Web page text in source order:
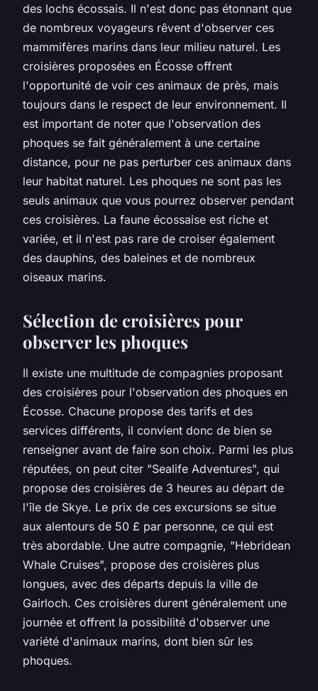
des lochs écossais. Il n'est donc pas étonnant que
de nombreux voyageurs rêvent d'observer ces
mammifères marins dans leur milieu naturel. Les
croisières proposées en Écosse offrent
l'opportunité de voir ces animaux de près, mais
toujours dans le respect de leur environnement. Il
est important de noter que l'observation des
phoques se fait généralement à une certaine
distance, pour ne pas perturber ces animaux dans
leur habitat naturel. Les phoques ne sont pas les
seuls animaux que vous pourrez observer pendant
ces croisières. La faune écossaise est riche et
variée, et il n'est pas rare de croiser également
des dauphins, des baleines et de nombreux
oiseaux marins.
Sélection de croisières pour
observer les phoques
Il existe une multitude de compagnies proposant
des croisières pour l'observation des phoques en
Écosse. Chacune propose des tarifs et des
services différents, il convient donc de bien se
renseigner avant de faire son choix. Parmi les plus
réputées, on peut citer "Sealife Adventures", qui
propose des croisières de 3 heures au départ de
l'île de Skye. Le prix de ces excursions se situe
aux alentours de 50 £ par personne, ce qui est
très abordable. Une autre compagnie, "Hebridean
Whale Cruises", propose des croisières plus
longues, avec des départs depuis la ville de
Gairloch. Ces croisières durent généralement une
journée et offrent la possibilité d'observer une
variété d'animaux marins, dont bien sûr les
phoques.